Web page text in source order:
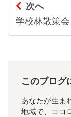
次へ
学校林散策会
このブログ
あなたが生ま
地域で、ココ